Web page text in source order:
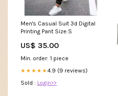
Men's Casual Suit 3d Digital
Printing Pant Size:S
US$ 35.00
Min. order: 1 piece
★★★★★4.9 (9 reviews)
Sold : Login>>